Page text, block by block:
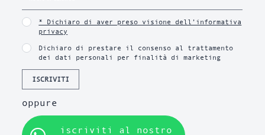
* Dichiaro di aver preso visione dell’informativa
privacy
Dichiaro di prestare il consenso al trattamento
dei dati personali per finalità di marketing
ISCRIVITI
oppure
iscriviti al nostro